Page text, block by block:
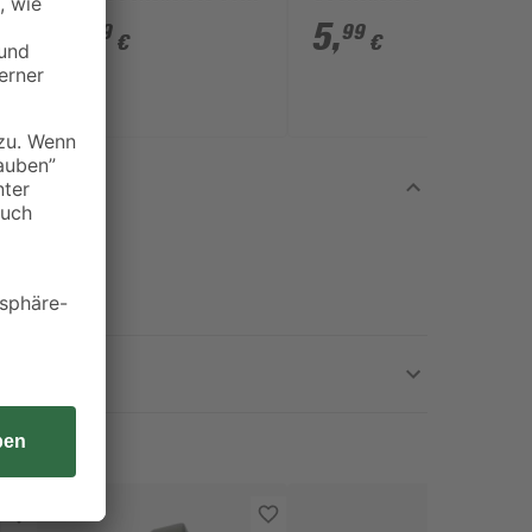
dunkelgrau
19 €
LS 80' weiß, 2 Stück
5,99 €